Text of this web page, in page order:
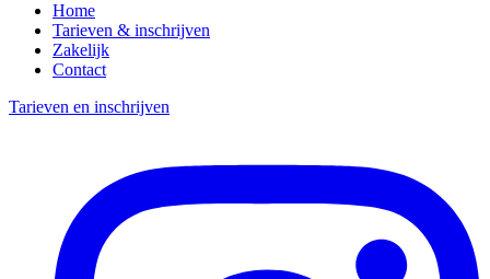
Home
Tarieven & inschrijven
Zakelijk
Contact
Tarieven en inschrijven